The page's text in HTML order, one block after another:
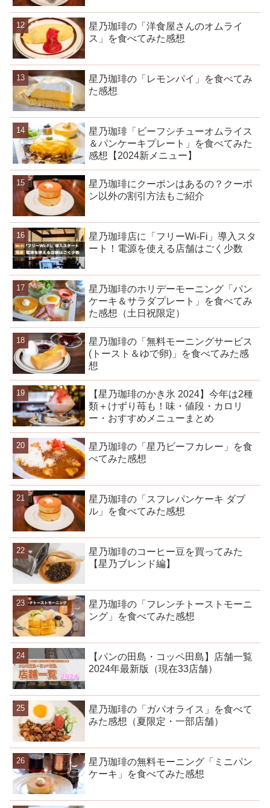
星乃珈琲の「洋食屋さんのオムライ
ス」を食べてみた感想
星乃珈琲の「レモンパイ」を食べてみ
た感想
星乃珈琲「ビーフシチューオムライス
＆パンケーキプレート」を食べてみた
感想【2024新メニュー】
星乃珈琲にクーポンはあるの？クーポ
ン以外の割引方法もご紹介
星乃珈琲店に「フリーWi-Fi」導入スタ
ート！電源を使える店舗はごく少数
星乃珈琲のホリデーモーニング「パン
ケーキ＆サラダプレート」を食べてみ
た感想（土日祝限定）
星乃珈琲の「無料モーニングサービス
(トースト＆ゆで卵)」を食べてみた感
想
【星乃珈琲のかき氷 2024】今年は2種
類＋けずり苺も！味・値段・カロリ
ー・おすすめメニューまとめ
星乃珈琲の「星乃ビーフカレー」を食
べてみた感想
星乃珈琲の「スフレパンケーキ ダブ
ル」を食べてみた感想
星乃珈琲のコーヒー豆を買ってみた
【星乃ブレンド編】
星乃珈琲の「フレンチトーストモーニ
ング」を食べてみた感想
【パンの田島・コッペ田島】店舗一覧
2024年最新版（現在33店舗）
星乃珈琲の「ガパオライス」を食べて
みた感想（夏限定・一部店舗）
星乃珈琲の無料モーニング「ミニパン
ケーキ」を食べてみた感想